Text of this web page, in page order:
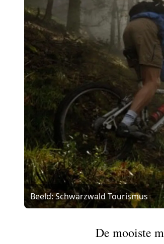
Beeld: Schwarzwald Tourismus
De mooiste